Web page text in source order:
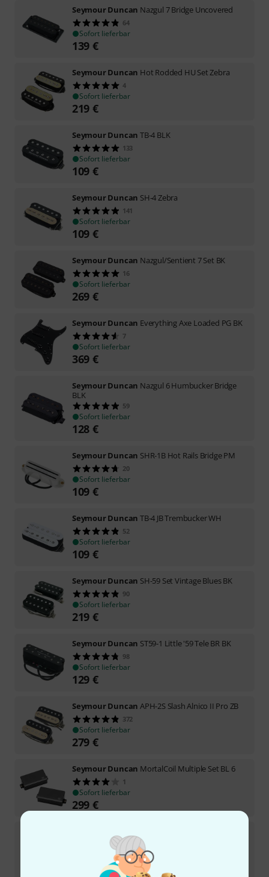
Seymour Duncan Nazgul 7 Bridge Uncovered
64
Sofort lieferbar
139 €
Seymour Duncan Hot Rodded HU Set Zebra
4
Sofort lieferbar
219 €
Seymour Duncan TB-4 BLK
133
Sofort lieferbar
109 €
Seymour Duncan SH-4 Zebra
141
Sofort lieferbar
109 €
Seymour Duncan Nazgul/Sentient 7 Set BK
16
Sofort lieferbar
269 €
Seymour Duncan Everything Axe Loaded PG BK
7
Sofort lieferbar
369 €
Seymour Duncan Nazgul 6 Humbucker Bridge
BLK
59
Sofort lieferbar
128 €
Seymour Duncan SHR-1B Hot Rails Bridge PM
20
Sofort lieferbar
109 €
Seymour Duncan TB-4 JB Trembucker WH
52
Sofort lieferbar
109 €
Seymour Duncan SH-59 Set Vintage Blues BK
90
Sofort lieferbar
219 €
Seymour Duncan ST59-1 Little '59 Tele BR BK
98
Sofort lieferbar
129 €
Seymour Duncan APH-2S Slash Alnico II Pro ZB
372
Sofort lieferbar
279 €
Seymour Duncan MortalCoil Multiple Set BL 6
1
Sofort lieferbar
299 €
Sofort lieferbar